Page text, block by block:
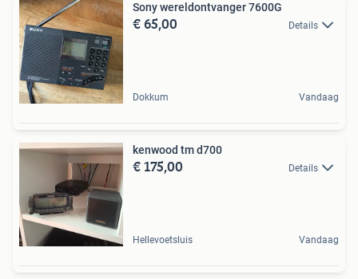
Sony wereldontvanger 7600G
€ 65,00 Details
Dokkum Vandaag
kenwood tm d700
€ 175,00 Details
Hellevoetsluis Vandaag